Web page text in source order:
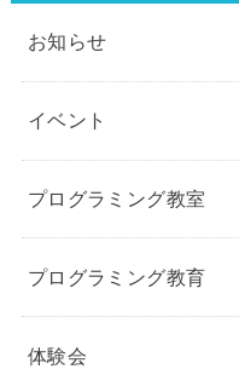
お知らせ
イベント
プログラミング教室
プログラミング教育
体験会